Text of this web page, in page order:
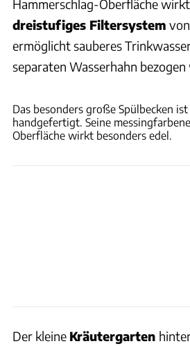
Hammerschlag-Oberfläche
dreistufiges Filtersystem
ermöglicht sauberes
separaten Wasserhahn
Das besonders große Spülbecken
handgefertigt. Seine
Oberfläche wirkt besonders edel.
Der kleine Kräutergarten